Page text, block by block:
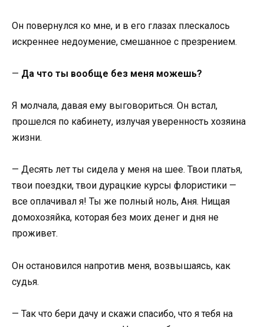
Он повернулся ко мне, и в его глазах плескалось
искреннее недоумение, смешанное с презрением.
— Да что ты вообще без меня можешь?
Я молчала, давая ему выговориться. Он встал,
прошелся по кабинету, излучая уверенность хозяина
жизни.
— Десять лет ты сидела у меня на шее. Твои платья,
твои поездки, твои дурацкие курсы флористики —
все оплачивал я! Ты же полный ноль, Аня. Нищая
домохозяйка, которая без моих денег и дня не
проживет.
Он остановился напротив меня, возвышаясь, как
судья.
— Так что бери дачу и скажи спасибо, что я тебя на